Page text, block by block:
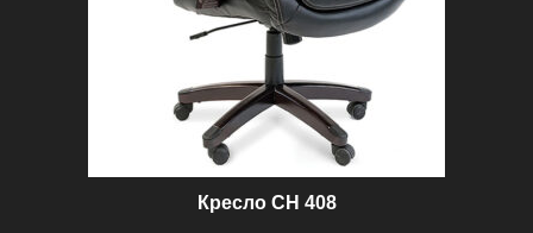
Кресло CH 408